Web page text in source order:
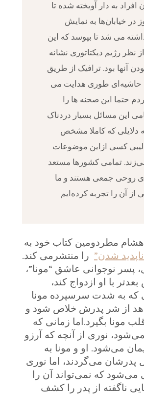
بدن افراد به دار آویخته شده تا
در خیابان‌ها به نمایش
می شد تا بپوسد که این
نظر رژیم دیکتاتوری نشانه
آنها بود. ترافیک از طریق
حاشیه‌ای طوری هدایت می
حتما این صحنه ها را
این مسائل بسیار دردناک
دلایلی که کاملا مشخص
کسی ازاین موضوعات
تمامی کشورها مستعد
روحی جمعی هستند و ما
در سال 2011 هشام مطردومین کتاب خود به
شدن” را منتشرمی کند.
پسر نوجوانی عاشق “مونا”،
با او ازدواج کند،
که به شدت سرسپرده مونا
از شر پدرش خلاص شود و
مونا بگیرد.اما زمانی که
نوری از آنچه که آرزو
می‌شود. او و مونا به
پدرشان می‌گردند، اما نوری
می‌شود که نمی‌تواند آن را
ناگفته‌ از پدر را کشف